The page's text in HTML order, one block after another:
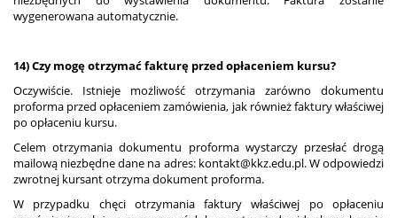
wygenerowana automatycznie.
14) Czy mogę otrzymać fakturę przed opłaceniem kursu?
Oczywiście. Istnieje możliwość otrzymania zarówno dokumentu
proforma przed opłaceniem zamówienia, jak również faktury właściwej
po opłaceniu kursu.
Celem otrzymania dokumentu proforma wystarczy przesłać drogą
mailową niezbędne dane na adres: kontakt@kkz.edu.pl. W odpowiedzi
zwrotnej kursant otrzyma dokument proforma.
W przypadku chęci otrzymania faktury właściwej po opłaceniu